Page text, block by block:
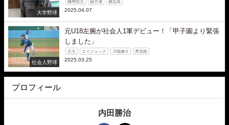
大学野球
國學院大 緒方漣 横浜高
2025.04.07
社会人野球
元U18左腕が社会人1軍デビュー！「甲子園より緊張
しました」
立大 エイジェック 川端健斗 秀岳館
2025.03.25
プロフィール
内田勝治